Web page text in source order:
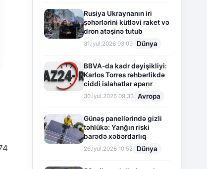
Rusiya Ukraynanın iri
şəhərlərini kütləvi raket və
dron atəşinə tutub
31.İyul.2026 03:09 Dünya
BBVA-da kadr dəyişikliyi:
Karlos Torres rəhbərlikdə
ciddi islahatlar aparır
30.İyul.2026 09:33 Avropa
Günəş panellərində gizli
təhlükə: Yanğın riski
barədə xəbərdarlıq
26.İyul.2026 10:52 Dünya